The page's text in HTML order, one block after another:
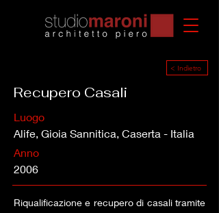
< Indietro
Recupero Casali
Luogo
Alife, Gioia Sannitica, Caserta - Italia
Anno
2006
Riqualificazione e recupero di casali tramite